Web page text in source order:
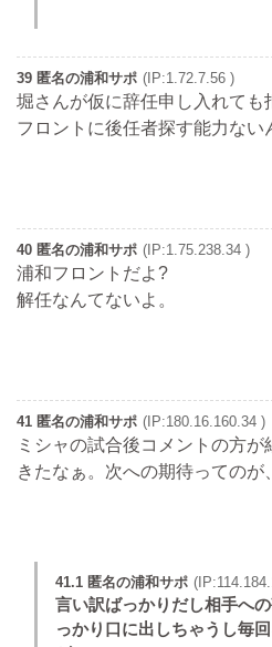
39 匿名の浦和サポ (IP:1.72.7.56 )
堀さんが仮に辞任申し入れて
フロントに後任者探す能力な
40 匿名の浦和サポ (IP:1.75.238.34 )
浦和フロントだよ?
解任なんてないよ。
41 匿名の浦和サポ (IP:180.16.160.34 )
ミシャの試合後コメントの方
きたなぁ。次への期待ってのが
41.1 匿名の浦和サポ
言い訳ばっかりだし相手へ
っかり口に出しちゃうし毎